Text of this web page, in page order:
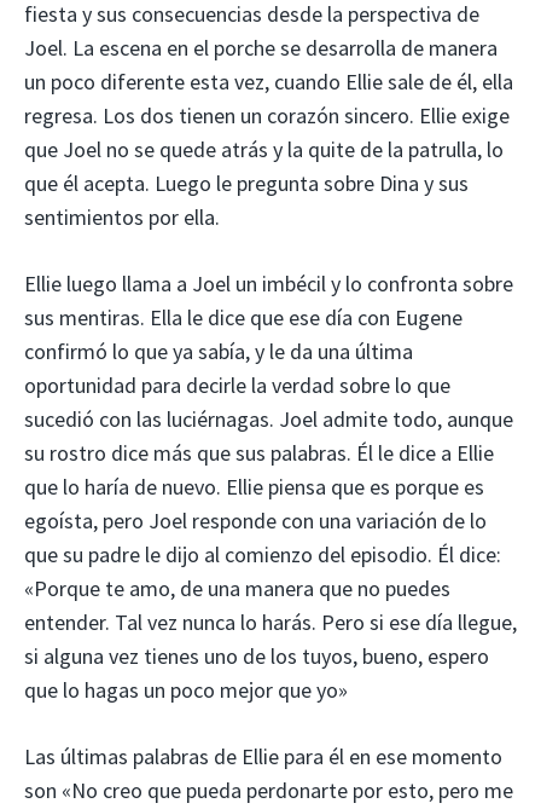
fiesta y sus consecuencias desde la perspectiva de
Joel. La escena en el porche se desarrolla de manera
un poco diferente esta vez, cuando Ellie sale de él, ella
regresa. Los dos tienen un corazón sincero. Ellie exige
que Joel no se quede atrás y la quite de la patrulla, lo
que él acepta. Luego le pregunta sobre Dina y sus
sentimientos por ella.
Ellie luego llama a Joel un imbécil y lo confronta sobre
sus mentiras. Ella le dice que ese día con Eugene
confirmó lo que ya sabía, y le da una última
oportunidad para decirle la verdad sobre lo que
sucedió con las luciérnagas. Joel admite todo, aunque
su rostro dice más que sus palabras. Él le dice a Ellie
que lo haría de nuevo. Ellie piensa que es porque es
egoísta, pero Joel responde con una variación de lo
que su padre le dijo al comienzo del episodio. Él dice:
«Porque te amo, de una manera que no puedes
entender. Tal vez nunca lo harás. Pero si ese día llegue,
si alguna vez tienes uno de los tuyos, bueno, espero
que lo hagas un poco mejor que yo»
Las últimas palabras de Ellie para él en ese momento
son «No creo que pueda perdonarte por esto, pero me